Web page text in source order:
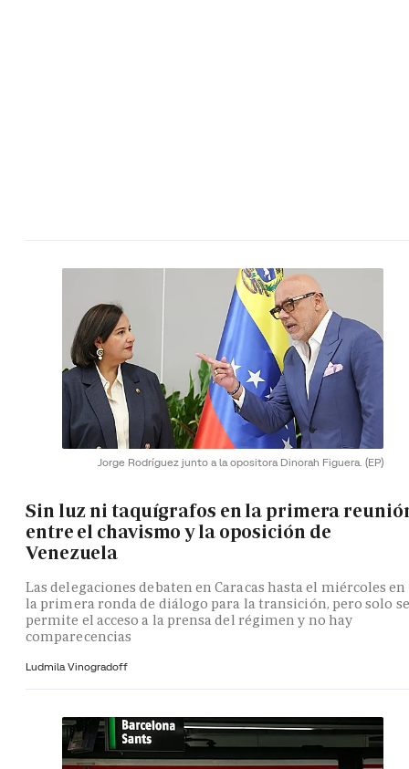
Jorge Rodríguez junto a la opositora Dinorah Figuera. (EP)
Sin luz ni taquígrafos en la primera
entre el chavismo y la oposición de
Venezuela
Las delegaciones debaten en Caracas hasta el miércoles en
la primera ronda de diálogo para la transición, pero solo se
permite el acceso a la prensa del régimen y no hay
comparecencias
Ludmila Vinogradoff